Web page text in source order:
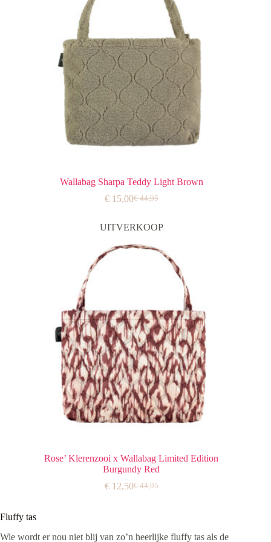
Wallabag Sharpa Teddy Light Brown
€44,95
Oorspronkelijke
was:
€15,00Huidige
is:
UITVERKOOP
Rose’ Klerenzooi x Wallabag Limited Edition
Burgundy Red
€44,95
Oorspronkelijke
€12,50Huidige
Fluffy tas
Wie wordt er nou niet blij van zo’n heerlijke fluffy tas als de